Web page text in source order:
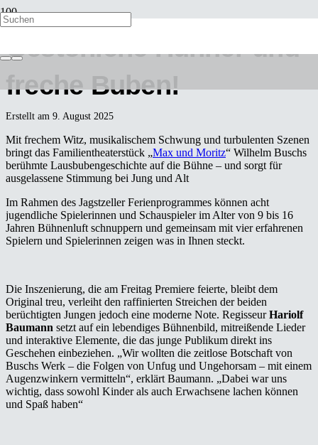
Gestohlene Hühner und
freche Buben!
Erstellt am 9. August 2025
Mit frechem Witz, musikalischem Schwung und turbulenten Szenen
bringt das Familientheaterstück „Max und Moritz“ Wilhelm Buschs
berühmte Lausbubengeschichte auf die Bühne – und sorgt für
ausgelassene Stimmung bei Jung und Alt
Im Rahmen des Jagstzeller Ferienprogrammes können acht
jugendliche Spielerinnen und Schauspieler im Alter von 9 bis 16
Jahren Bühnenluft schnuppern und gemeinsam mit vier erfahrenen
Spielern und Spielerinnen zeigen was in Ihnen steckt.
Die Inszenierung, die am Freitag Premiere feierte, bleibt dem
Original treu, verleiht den raffinierten Streichen der beiden
berüchtigten Jungen jedoch eine moderne Note. RegisseurHariolf
Baumann setzt auf ein lebendiges Bühnenbild, mitreißende Lieder
und interaktive Elemente, die das junge Publikum direkt ins
Geschehen einbeziehen. „Wir wollten die zeitlose Botschaft von
Buschs Werk – die Folgen von Unfug und Ungehorsam – mit einem
Augenzwinkern vermitteln“, erklärt Baumann. „Dabei war uns
wichtig, dass sowohl Kinder als auch Erwachsene lachen können
und Spaß haben“